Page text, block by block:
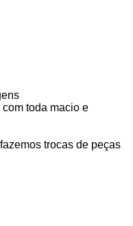
toda macio e
trocas de peças